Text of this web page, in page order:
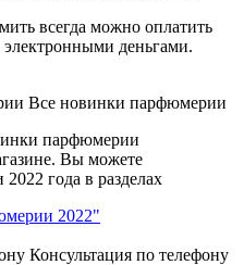
всегда можно оплатить
электронными деньгами.
Все новинки парфюмерии
парфюмерии
Вы можете
года в разделах
2022"
Консультация по телефону